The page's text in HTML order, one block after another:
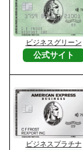
ビジネスグリーン
公式サイト
ビジネスプラチナ